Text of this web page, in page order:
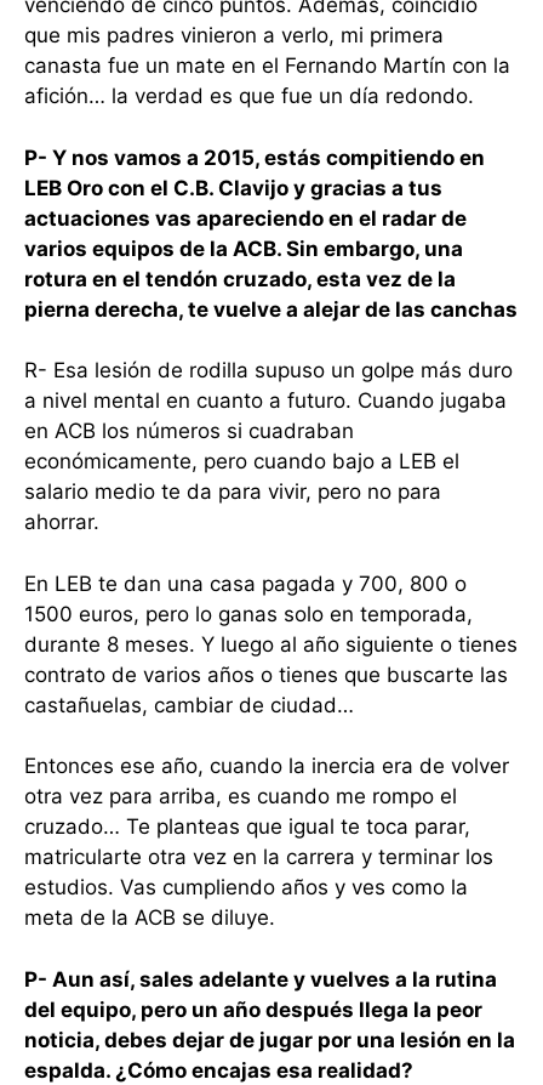
venciendo de cinco puntos. Además, coincidió
que mis padres vinieron a verlo, mi primera
canasta fue un mate en el Fernando Martín con la
afición… la verdad es que fue un día redondo.
P- Y nos vamos a 2015, estás compitiendo en
LEB Oro con el C.B. Clavijo y gracias a tus
actuaciones vas apareciendo en el radar de
varios equipos de la ACB. Sin embargo, una
rotura en el tendón cruzado, esta vez de la
pierna derecha, te vuelve a alejar de las canchas
R- Esa lesión de rodilla supuso un golpe más duro
a nivel mental en cuanto a futuro. Cuando jugaba
en ACB los números si cuadraban
económicamente, pero cuando bajo a LEB el
salario medio te da para vivir, pero no para
ahorrar.
En LEB te dan una casa pagada y 700, 800 o
1500 euros, pero lo ganas solo en temporada,
durante 8 meses. Y luego al año siguiente o tienes
contrato de varios años o tienes que buscarte las
castañuelas, cambiar de ciudad…
Entonces ese año, cuando la inercia era de volver
otra vez para arriba, es cuando me rompo el
cruzado… Te planteas que igual te toca parar,
matricularte otra vez en la carrera y terminar los
estudios. Vas cumpliendo años y ves como la
meta de la ACB se diluye.
P- Aun así, sales adelante y vuelves a la rutina
del equipo, pero un año después llega la peor
noticia, debes dejar de jugar por una lesión en la
espalda. ¿Cómo encajas esa realidad?